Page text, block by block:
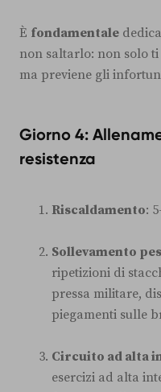
È fondamentale
non saltarlo: non solo
ma previene gli
Giorno 4:
resistenza
Riscaldamento:
Sollevamento
ripetizioni di
pressa militare,
piegamenti sulle
Circuito ad alta
esercizi ad alta